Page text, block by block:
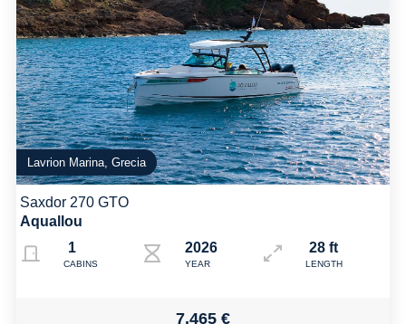
Lavrion Marina, Grecia
Saxdor 270 GTO
Aquallou
1
CABINS
2026
YEAR
28 ft
LENGTH
7.465 €